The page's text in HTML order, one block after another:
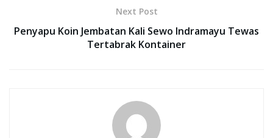
Next Post
Penyapu Koin Jembatan Kali Sewo Indramayu Tewas
Tertabrak Kontainer